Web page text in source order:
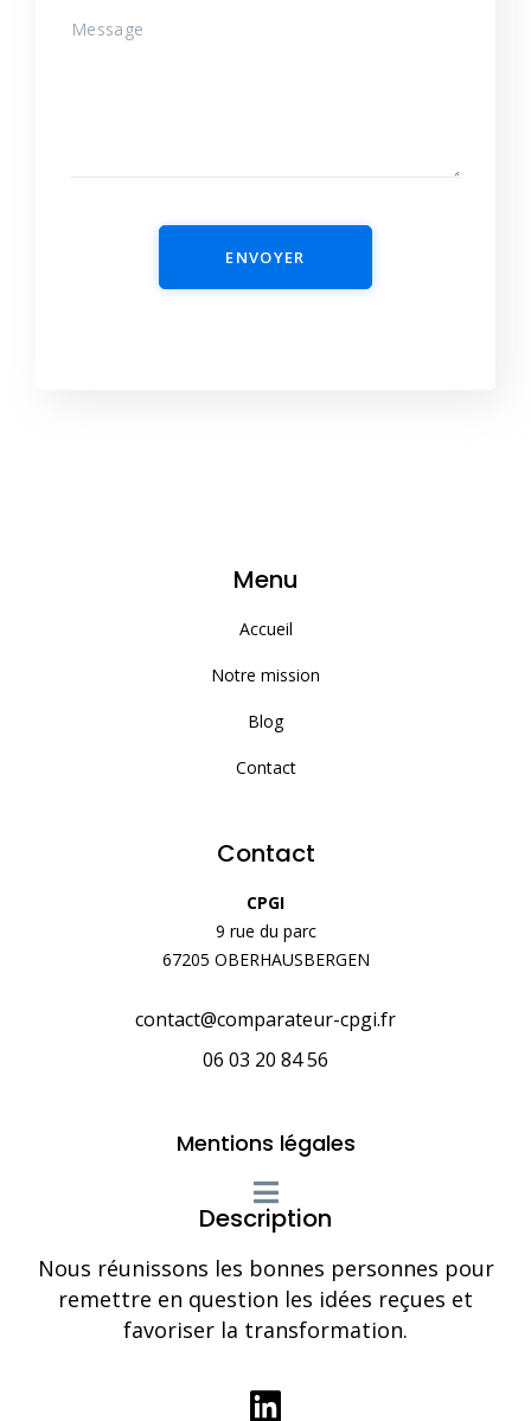
ENVOYER
Menu
Accueil
Notre mission
Blog
Contact
Contact
CPGI
9 rue du parc
67205 OBERHAUSBERGEN
contact@comparateur-cpgi.fr
06 03 20 84 56
Mentions légales
Description
Nous réunissons les bonnes personnes pour
remettre en question les idées reçues et
favoriser la transformation.